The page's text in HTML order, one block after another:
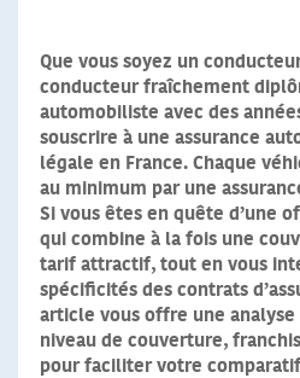
Que vous soyez un
conducteur fraîchement
automobiliste avec des
souscrire à une assurance
légale en France. Chaque
au minimum par une
Si vous êtes en quête d’une
qui combine à la fois une
tarif attractif, tout en vous
spécificités des contrats
article vous offre une
niveau de couverture,
pour faciliter votre